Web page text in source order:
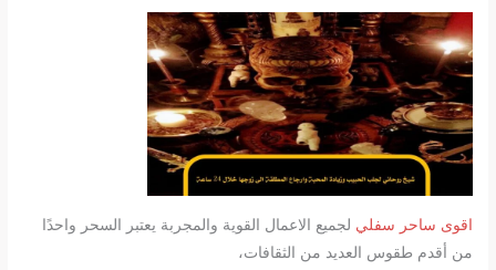
اقوى ساحر سفلي لجميع الاعمال القوية والمجربة يعتبر السحر واحدًا
من أقدم طقوس العديد من الثقافات،